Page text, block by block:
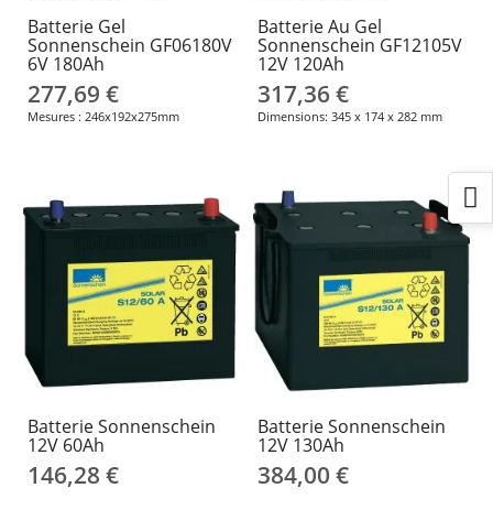
Batterie Gel
Sonnenschein GF06180V
6V 180Ah
277,69 €
Mesures : 246x192x275mm
Batterie Au Gel
Sonnenschein GF12105V
12V 120Ah
317,36 €
Dimensions: 345 x 174 x 282 mm
Batterie Sonnenschein
12V 60Ah
146,28 €
Batterie Sonnenschein
12V 130Ah
384,00 €